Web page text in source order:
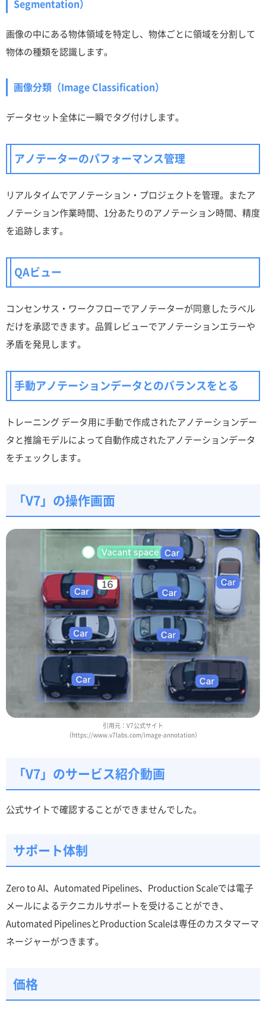
Segmentation）
画像の中にある物体領域を特定し、物体ごとに領域を分割して
物体の種類を認識します。
画像分類（Image Classification）
データセット全体に一瞬でタグ付けします。
アノテーターのパフォーマンス管理
リアルタイムでアノテーション・プロジェクトを管理。またア
ノテーション作業時間、1分あたりのアノテーション時間、精度
を追跡します。
QAビュー
コンセンサス・ワークフローでアノテーターが同意したラベル
だけを承認できます。品質レビューでアノテーションエラーや
矛盾を発見します。
手動アノテーションデータとのバランスをとる
トレーニング データ用に手動で作成されたアノテーションデー
タと推論モデルによって自動作成されたアノテーションデータ
をチェックします。
「V7」の操作画面
引用元：V7公式サイト
（https://www.v7labs.com/image-annotation）
「V7」のサービス紹介動画
公式サイトで確認することができませんでした。
サポート体制
Zero to AI、Automated Pipelines、Production Scaleでは電子
メールによるテクニカルサポートを受けることができ、
Automated PipelinesとProduction Scaleは専任のカスタマーマ
ネージャーがつきます。
価格